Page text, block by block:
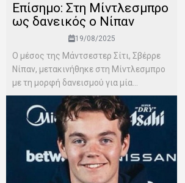
Επίσημο: Στη Μίντλεσμπρο
ως δανεικός ο Νίπαν
19/08/2025
Ο μέσος της Μάντσεστερ Σίτι, Σβέρρε
Νίπαν, μετακινήθηκε στη Μίντλεσμπρο
με τη μορφή δανεισμού για μία...